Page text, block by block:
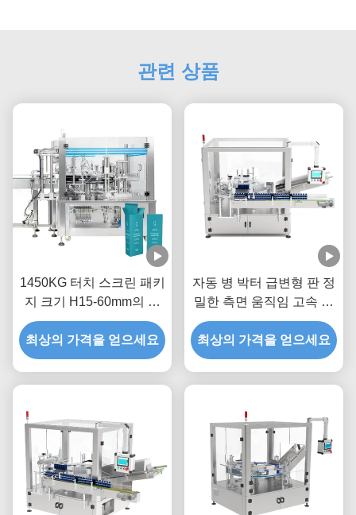
관련 상품
1450KG 터치 스크린 패키
지 크기 H15-60mm의 자
동 포장 장비
최상의 가격을 얻으세요
자동 병 박터 급변형 판 정
밀한 측면 움직임 고속 팩
팅
최상의 가격을 얻으세요